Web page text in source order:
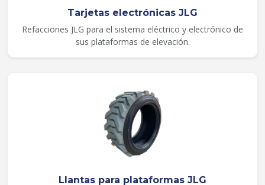
Tarjetas electrónicas JLG
Refacciones JLG para el sistema eléctrico y electrónico de
sus plataformas de elevación.
Llantas para plataformas JLG